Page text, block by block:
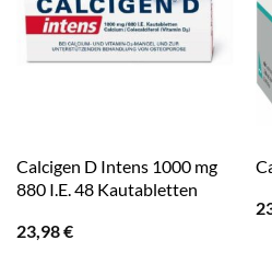
Calcigen D Intens 1000 mg
880 I.E. 48 Kautabletten
23,98€